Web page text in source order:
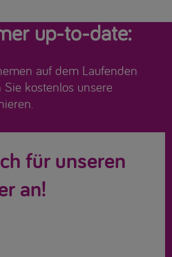
up-to-date:
auf dem Laufenden
kostenlos unsere
für unseren
an!